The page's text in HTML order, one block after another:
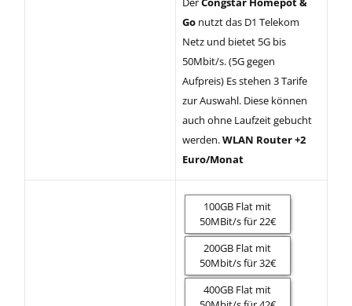
Gonutzt das D1 Telekom
Netz und bietet 5G bis
50Mbit/s. (5G gegen
Aufpreis) Es stehen 3 Tarife
zur Auswahl. Diese können
auch ohne Laufzeit gebucht
werden.WLAN Router +2
Euro/Monat
100GB Flat mit
50MBit/s für 22€
200GB Flat mit
50Mbit/s für 32€
400GB Flat mit